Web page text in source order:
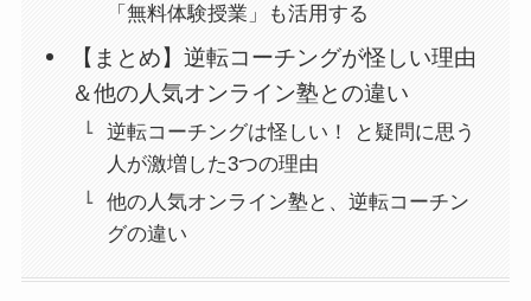
「無料体験授業」も活用する
【まとめ】逆転コーチングが怪しい理由
＆他の人気オンライン塾との違い
逆転コーチングは怪しい！ と疑問に思う
人が激増した3つの理由
他の人気オンライン塾と、逆転コーチン
グの違い